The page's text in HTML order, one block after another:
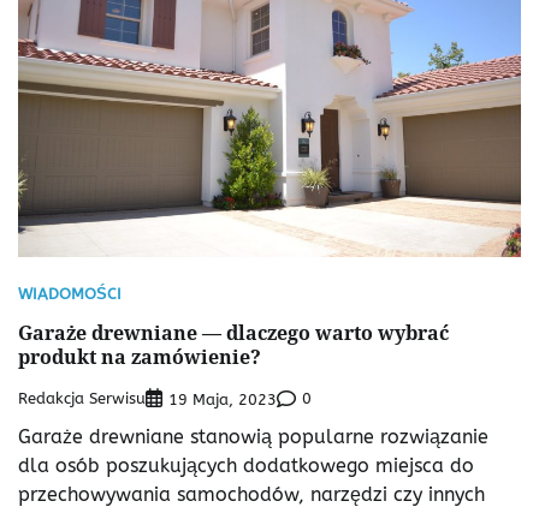
WIADOMOŚCI
Garaże drewniane — dlaczego warto wybrać
produkt na zamówienie?
Redakcja Serwisu 19 Maja, 2023 0
Garaże drewniane stanowią popularne rozwiązanie
dla osób poszukujących dodatkowego miejsca do
przechowywania samochodów, narzędzi czy innych